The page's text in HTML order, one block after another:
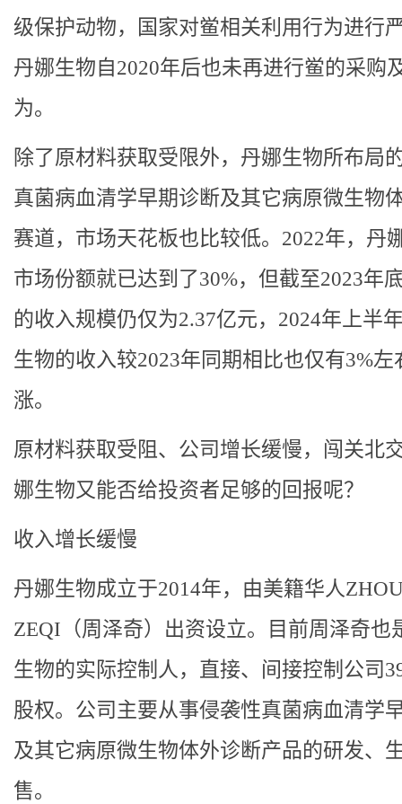
级保护动物，国家对鲎相关利用行为进行
丹娜生物自2020年后也未再进行鲎的采购
为。
除了原材料获取受限外，丹娜生物所布局
真菌病血清学早期诊断及其它病原微生物
赛道，市场天花板也比较低。2022年，丹
市场份额就已达到了30%，但截至2023年
的收入规模仍仅为2.37亿元，2024年上半
生物的收入较2023年同期相比也仅有3%左
涨。
原材料获取受阻、公司增长缓慢，闯关北
娜生物又能否给投资者足够的回报呢？
收入增长缓慢
丹娜生物成立于2014年，由美籍华人
ZEQI（周泽奇）出资设立。目前周泽奇也
生物的实际控制人，直接、间接控制公司
股权。公司主要从事侵袭性真菌病血清学
及其它病原微生物体外诊断产品的研发、
售。